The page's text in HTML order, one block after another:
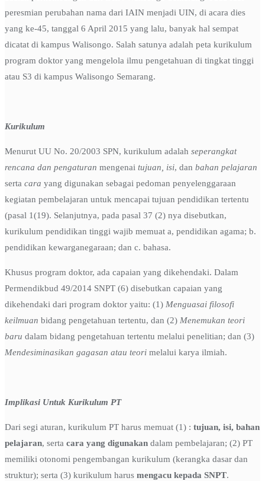
peresmian perubahan nama dari IAIN menjadi UIN, di acara dies
yang ke-45, tanggal 6 April 2015 yang lalu, banyak hal sempat
dicatat di kampus Walisongo. Salah satunya adalah peta kurikulum
program doktor yang mengelola ilmu pengetahuan di tingkat tinggi
atau S3 di kampus Walisongo Semarang.
Kurikulum
Menurut UU No. 20/2003 SPN, kurikulum adalah seperangkat
rencana dan pengaturan mengenai tujuan, isi, dan bahan pelajaran
serta cara yang digunakan sebagai pedoman penyelenggaraan
kegiatan pembelajaran untuk mencapai tujuan pendidikan tertentu
(pasal 1(19). Selanjutnya, pada pasal 37 (2) nya disebutkan,
kurikulum pendidikan tinggi wajib memuat a, pendidikan agama; b.
pendidikan kewarganegaraan; dan c. bahasa.
Khusus program doktor, ada capaian yang dikehendaki. Dalam
Permendikbud 49/2014 SNPT (6) disebutkan capaian yang
dikehendaki dari program doktor yaitu: (1) Menguasai filosofi
keilmuan bidang pengetahuan tertentu, dan (2) Menemukan teori
baru dalam bidang pengetahuan tertentu melalui penelitian; dan (3)
Mendesiminasikan gagasan atau teori melalui karya ilmiah.
Implikasi Untuk Kurikulum PT
Dari segi aturan, kurikulum PT harus memuat (1) : tujuan, isi, bahan
pelajaran, serta cara yang digunakan dalam pembelajaran; (2) PT
memiliki otonomi pengembangan kurikulum (kerangka dasar dan
struktur); serta (3) kurikulum harus mengacu kepada SNPT.